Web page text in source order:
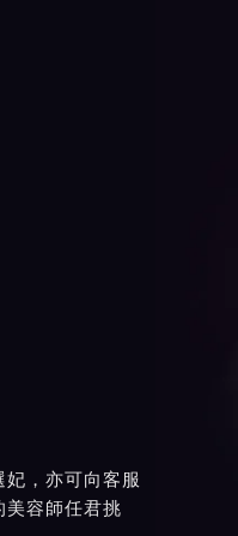
，亦可向客服
容師任君挑